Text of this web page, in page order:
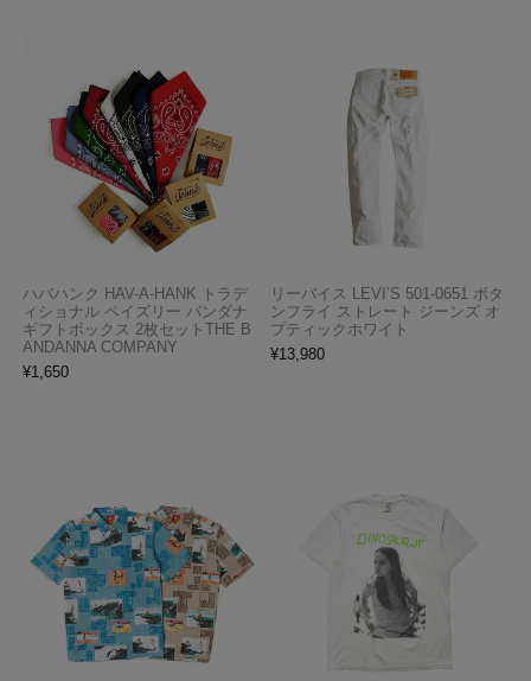
ハバハンク HAV-A-HANK トラデ
ィショナル ペイズリー バンダナ
ギフトボックス 2枚セットTHE B
ANDANNA COMPANY
¥1,650
リーバイス LEVI’S 501-0651 ボタ
ンフライ ストレート ジーンズ オ
プティックホワイト
¥13,980